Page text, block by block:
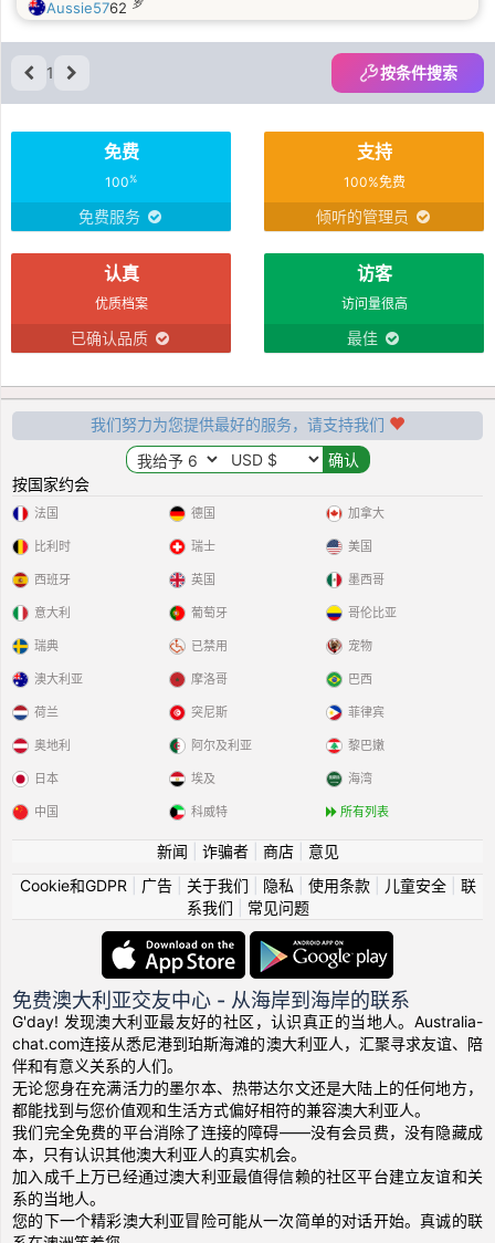
Aussie5762 岁
1 按条件搜索
免费
100%
免费服务
支持
100%免费
倾听的管理员
认真
优质档案
已确认品质
访客
访问量很高
最佳
我们努力为您提供最好的服务，请支持我们
按国家约会
法国
比利时
西班牙
意大利
瑞典
德国
瑞士
英国
葡萄牙
已禁用
加拿大
美国
墨西哥
哥伦比亚
宠物
澳大利亚
荷兰
奥地利
日本
中国
摩洛哥
突尼斯
阿尔及利亚
埃及
科威特
巴西
菲律宾
黎巴嫩
海湾
所有列表
新闻 诈骗者| 商店| 意见
Cookie和GDPR
广告| 关于我们 隐私 使用条款| 儿童安全| 联
系我们
常见问题
免费澳大利亚交友中心 - 从海岸到海岸的联系
G'day! 发现澳大利亚最友好的社区，认识真正的当地人。Australia-
chat.com连接从悉尼港到珀斯海滩的澳大利亚人，汇聚寻求友谊、陪
伴和有意义关系的人们。
无论您身在充满活力的墨尔本、热带达尔文还是大陆上的任何地方，
都能找到与您价值观和生活方式偏好相符的兼容澳大利亚人。
我们完全免费的平台消除了连接的障碍——没有会员费，没有隐藏成
本，只有认识其他澳大利亚人的真实机会。
加入成千上万已经通过澳大利亚最值得信赖的社区平台建立友谊和关
系的当地人。
您的下一个精彩澳大利亚冒险可能从一次简单的对话开始。真诚的联